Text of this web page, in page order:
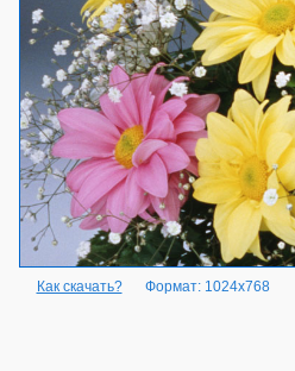
Как скачать? Формат: 1024x768